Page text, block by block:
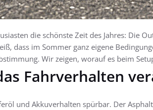
die schönste Zeit des Jahres: Die
dass im Sommer ganz eigene
Wir zeigen, worauf es beim
Fahrverhalten
und Akkuverhalten spürbar. Der